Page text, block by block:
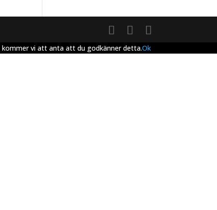
vi att anta att du godkänner detta.Ok